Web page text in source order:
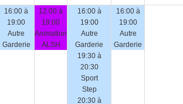
16:00 à
19:00
Autre
Garderie
12:00 à
19:00
Animation
ALSH
16:00 à
19:00
Autre
Garderie
19:30 à
20:30
Sport
Step
20:30 à
16:00 à
19:00
Autre
Garderie